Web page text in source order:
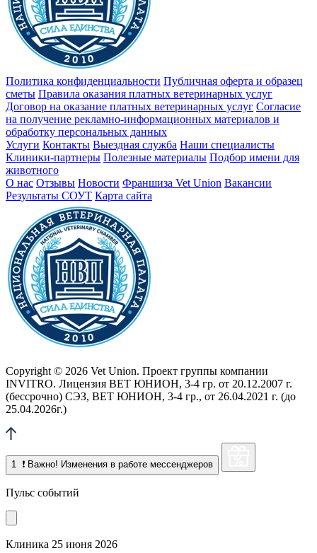
Политика конфиденциальности Публичная оферта и образец
сметы Правила оказания платных ветеринарных услуг
Договор на оказание платных ветеринарных услуг Cогласие
на получение рекламно-информационных материалов и
обработку персональных данных
Услуги Контакты Выездная служба Наши специалисты
Клиники-партнеры Полезные материалы Подбор имени для
животного
О нас Отзывы Новости Франшиза Vet Union Вакансии
Результаты СОУТ Карта сайта
Copyright © 2026 Vet Union. Проект группы компании
INVITRO. Лицензия ВЕТ ЮНИОН, 3-4 гр. от 20.12.2007 г.
(бессрочно) СЭЗ, ВЕТ ЮНИОН, 3-4 гр., от 26.04.2021 г. (до
25.04.2026г.)
1 ❗ Важно! Изменения в работе мессенджеров
Пульс событий
Клиника 25 июня 2026